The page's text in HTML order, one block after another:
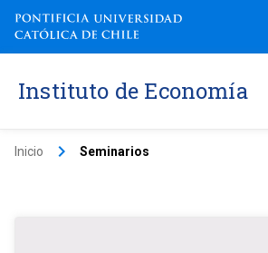
Instituto de Economía
Inicio keyboard_arrow_right Seminarios